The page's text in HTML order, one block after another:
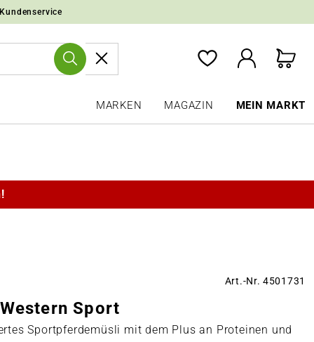
MARKEN MAGAZIN MEIN MARKT
Art.-Nr. 4501731
Sport
Sportpferdemüsli mit dem Plus an Proteinen und